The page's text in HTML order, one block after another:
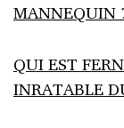
MANNEQUIN
QUI EST
INRATABLE